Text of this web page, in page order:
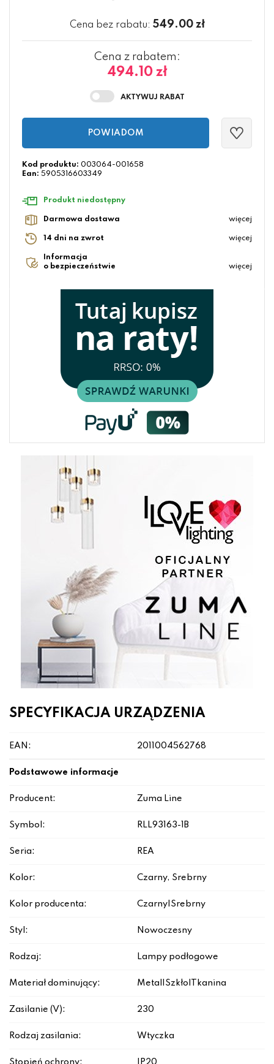
Cena bez rabatu: 549.00 zł
Cena z rabatem:
494.10 zł
POWIADOM
Kod produktu: 003064-001658
Ean: 5905316603349
Produkt niedostępny
Darmowa dostawa więcej
14 dni na zwrot więcej
Informacja
o bezpieczeństwie
więcej
SPECYFIKACJA URZĄDZENIA
EAN: 2011004562768
Podstawowe informacje
Producent: Zuma Line
Symbol: RLL93163-1B
Seria: REA
Kolor: Czarny, Srebrny
Kolor producenta: Czarny|Srebrny
Styl: Nowoczesny
Rodzaj: Lampy podłogowe
Materiał dominujący: Metal|Szkło|Tkanina
Zasilanie (V): 230
Rodzaj zasilania: Wtyczka